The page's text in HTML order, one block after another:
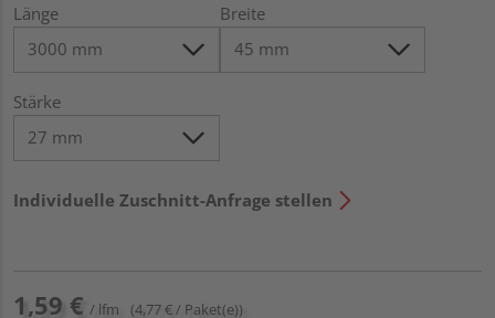
Länge Breite
Stärke
Individuelle Zuschnitt-Anfrage stellen
1,59 € / lfm (4,77 € / Paket(e))